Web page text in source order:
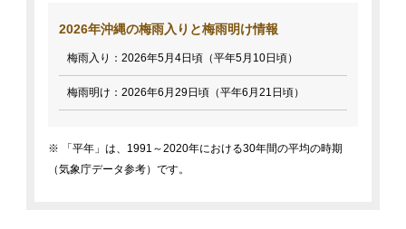
2026年沖縄の梅雨入りと梅雨明け情報
梅雨入り：2026年5月4日頃（平年5月10日頃）
梅雨明け：2026年6月29日頃（平年6月21日頃）
※ 「平年」は、1991～2020年における30年間の平均の時期
（気象庁データ参考）です。